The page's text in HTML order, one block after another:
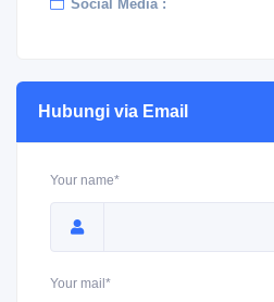
Social Media :
Hubungi via Email
Your name*
Your mail*